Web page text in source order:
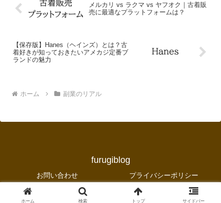
メルカリ vs ラクマ vs ヤフオク｜古着販
売に最適なプラットフォームは？
【保存版】Hanes（ヘインズ）とは？古
着好きが知っておきたいアメカジ定番ブ
ランドの魅力
ホーム 副業のリアル
furugiblog
お問い合わせ プライバシーポリシー
© 2025 furugiblog.
ホーム 検索 トップ サイドバー